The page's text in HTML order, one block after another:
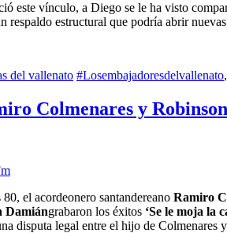
este vínculo, a Diego se le ha visto
respaldo estructural que podría abrir
del vallenato #Losembajadoresdelvallenato,
Colmenares y
el acordeonero santandereano Ramiro
Damiángrabaron los éxitos ‘Se le moja la
disputa legal entre el hijo de Colmenares